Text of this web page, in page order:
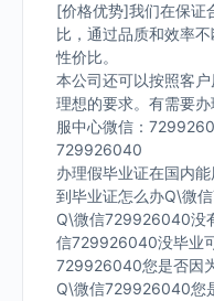
[价格优势]我们在保证
比，通过品质和效率
性价比。
本公司还可以按照客
理想的要求。有需要
服中心微信：
729926040
办理假毕业证在国内
到毕业证怎么办Q\微
Q\微信729926040没
信729926040没毕业
729926040您是否因
Q\微信729926040您